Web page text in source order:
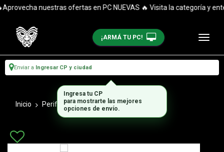
nuestras ofertas en PC NUEVAS 🔥 Visita la categoría y
¡ARMÁ TU PC!
Enviar a Ingresar CP y ciudad
Inicio Perifericos Auriculares
Ingresa tu CP
para mostrarte las mejores
opciones de envío.